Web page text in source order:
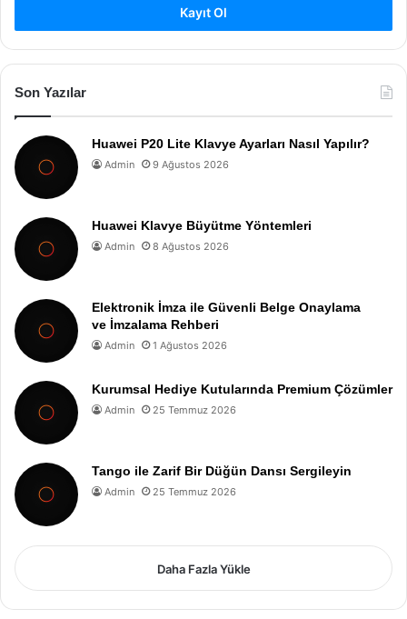
Kayıt Ol
Son Yazılar
Huawei P20 Lite Klavye Ayarları Nasıl Yapılır?
Admin 9 Ağustos 2026
Huawei Klavye Büyütme Yöntemleri
Admin 8 Ağustos 2026
Elektronik İmza ile Güvenli Belge Onaylama
ve İmzalama Rehberi
Admin 1 Ağustos 2026
Kurumsal Hediye Kutularında Premium Çözümler
Admin 25 Temmuz 2026
Tango ile Zarif Bir Düğün Dansı Sergileyin
Admin 25 Temmuz 2026
Daha Fazla Yükle